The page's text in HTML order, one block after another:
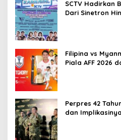
SCTV Hadirkan
Dari Sinetron
Filipina vs
Piala AFF 2026
Perpres 42
dan